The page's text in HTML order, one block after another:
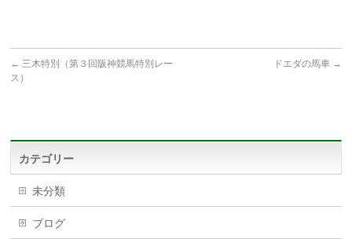
← 三木特別（第３回阪神競馬特別レー
ス）
ドエダの馬車 →
カテゴリー
未分類
ブログ